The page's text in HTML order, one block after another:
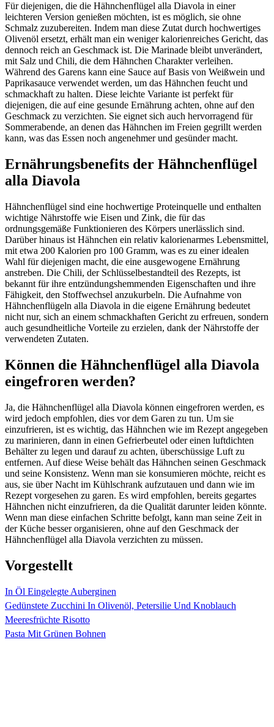
Für diejenigen, die die Hähnchenflügel alla Diavola in einer
leichteren Version genießen möchten, ist es möglich, sie ohne
Schmalz zuzubereiten. Indem man diese Zutat durch hochwertiges
Olivenöl ersetzt, erhält man ein weniger kalorienreiches Gericht, das
dennoch reich an Geschmack ist. Die Marinade bleibt unverändert,
mit Salz und Chili, die dem Hähnchen Charakter verleihen.
Während des Garens kann eine Sauce auf Basis von Weißwein und
Paprikasauce verwendet werden, um das Hähnchen feucht und
schmackhaft zu halten. Diese leichte Variante ist perfekt für
diejenigen, die auf eine gesunde Ernährung achten, ohne auf den
Geschmack zu verzichten. Sie eignet sich auch hervorragend für
Sommerabende, an denen das Hähnchen im Freien gegrillt werden
kann, was das Essen noch angenehmer und gesünder macht.
Ernährungsbenefits der Hähnchenflügel
alla Diavola
Hähnchenflügel sind eine hochwertige Proteinquelle und enthalten
wichtige Nährstoffe wie Eisen und Zink, die für das
ordnungsgemäße Funktionieren des Körpers unerlässlich sind.
Darüber hinaus ist Hähnchen ein relativ kalorienarmes Lebensmittel,
mit etwa 200 Kalorien pro 100 Gramm, was es zu einer idealen
Wahl für diejenigen macht, die eine ausgewogene Ernährung
anstreben. Die Chili, der Schlüsselbestandteil des Rezepts, ist
bekannt für ihre entzündungshemmenden Eigenschaften und ihre
Fähigkeit, den Stoffwechsel anzukurbeln. Die Aufnahme von
Hähnchenflügeln alla Diavola in die eigene Ernährung bedeutet
nicht nur, sich an einem schmackhaften Gericht zu erfreuen, sondern
auch gesundheitliche Vorteile zu erzielen, dank der Nährstoffe der
verwendeten Zutaten.
Können die Hähnchenflügel alla Diavola
eingefroren werden?
Ja, die Hähnchenflügel alla Diavola können eingefroren werden, es
wird jedoch empfohlen, dies vor dem Garen zu tun. Um sie
einzufrieren, ist es wichtig, das Hähnchen wie im Rezept angegeben
zu marinieren, dann in einen Gefrierbeutel oder einen luftdichten
Behälter zu legen und darauf zu achten, überschüssige Luft zu
entfernen. Auf diese Weise behält das Hähnchen seinen Geschmack
und seine Konsistenz. Wenn man sie konsumieren möchte, reicht es
aus, sie über Nacht im Kühlschrank aufzutauen und dann wie im
Rezept vorgesehen zu garen. Es wird empfohlen, bereits gegartes
Hähnchen nicht einzufrieren, da die Qualität darunter leiden könnte.
Wenn man diese einfachen Schritte befolgt, kann man seine Zeit in
der Küche besser organisieren, ohne auf den Geschmack der
Hähnchenflügel alla Diavola verzichten zu müssen.
Vorgestellt
In Öl Eingelegte Auberginen
Gedünstete Zucchini In Olivenöl, Petersilie Und Knoblauch
Meeresfrüchte Risotto
Pasta Mit Grünen Bohnen